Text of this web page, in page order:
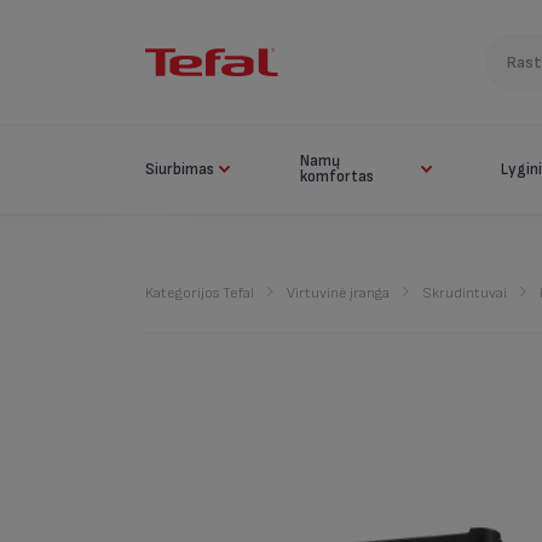
Siurbimas
Namų
komfortas
Kategorijos Tefal Virtuvinė įranga Skrudintuvai